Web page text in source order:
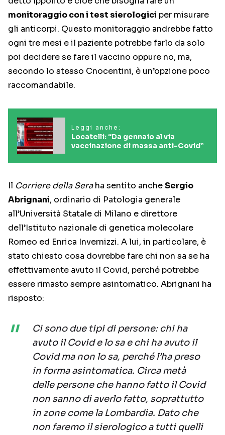
monitoraggio con i test sierologici per misurare
gli anticorpi. Questo monitoraggio andrebbe fatto
ogni tre mesi e il paziente potrebbe farlo da solo
poi decidere se fare il vaccino oppure no, ma,
secondo lo stesso Cnocentini, è un’opzione poco
raccomandabile.
Leggi anche:
Locatelli: “Da gennaio al via
vaccinazione di massa anti-Covid”
Il Corriere della Seraha sentito ancheSergio
Abrignani, ordinario di Patologia generale
all’Università Statale di Milano e direttore
dell’Istituto nazionale di genetica molecolare
Romeo ed Enrica Invernizzi. A lui, in particolare, è
stato chiesto cosa dovrebbe fare chi non sa se ha
effettivamente avuto il Covid, perché potrebbe
essere rimasto sempre asintomatico. Abrignani ha
risposto:
Ci sono due tipi di persone: chi ha
avuto il Covid e lo sa e chi ha avuto il
Covid ma non lo sa, perché l’ha preso
in forma asintomatica. Circa metà
delle persone che hanno fatto il Covid
non sanno di averlo fatto, soprattutto
in zone come la Lombardia. Dato che
non faremo il sierologico a tutti quelli